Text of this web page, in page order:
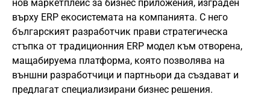
нов маркетплейс за бизнес приложения, изграден
върху ERP екосистемата на компанията. С него
българският разработчик прави стратегическа
стъпка от традиционния ERP модел към отворена,
мащабируема платформа, която позволява на
външни разработчици и партньори да създават и
предлагат специализирани бизнес решения.